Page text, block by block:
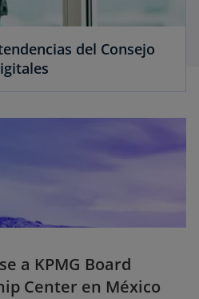
del Consejo
a KPMG Board
Center en México